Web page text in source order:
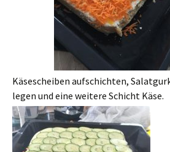
Käsescheiben aufschichten,
legen und eine weitere Schicht Käse.